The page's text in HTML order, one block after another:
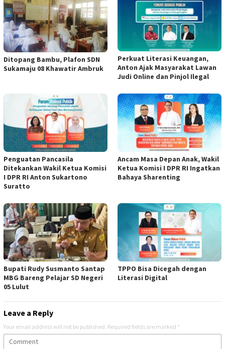
Ditopang Bambu, Plafon SDN
Sukamaju 08 Khawatir Ambruk
Perkuat Literasi Keuangan,
Anton Ajak Masyarakat Lawan
Judi Online dan Pinjol Ilegal
Penguatan Pancasila
Ditekankan Wakil Ketua Komisi
I DPR RI Anton Sukartono
Suratto
Ancam Masa Depan Anak, Wakil
Ketua Komisi I DPR RI Ingatkan
Bahaya Sharenting
Bupati Rudy Susmanto Santap
MBG Bareng Pelajar SD Negeri
05 Lulut
TPPO Bisa Dicegah dengan
Literasi Digital
Leave a Reply
Your email address will not be published. Required fields are marked *